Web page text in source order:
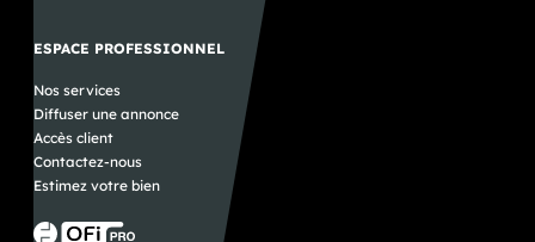
ESPACE PROFESSIONNEL
Nos services
Diffuser une annonce
Accès client
Contactez-nous
Estimez votre bien